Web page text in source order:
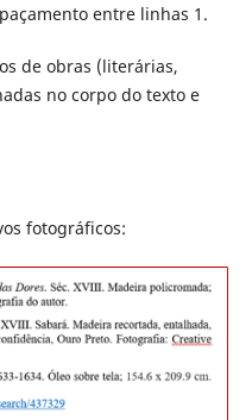
entre linhas 1.
de obras (literárias,
no corpo do texto e
fotográficos: